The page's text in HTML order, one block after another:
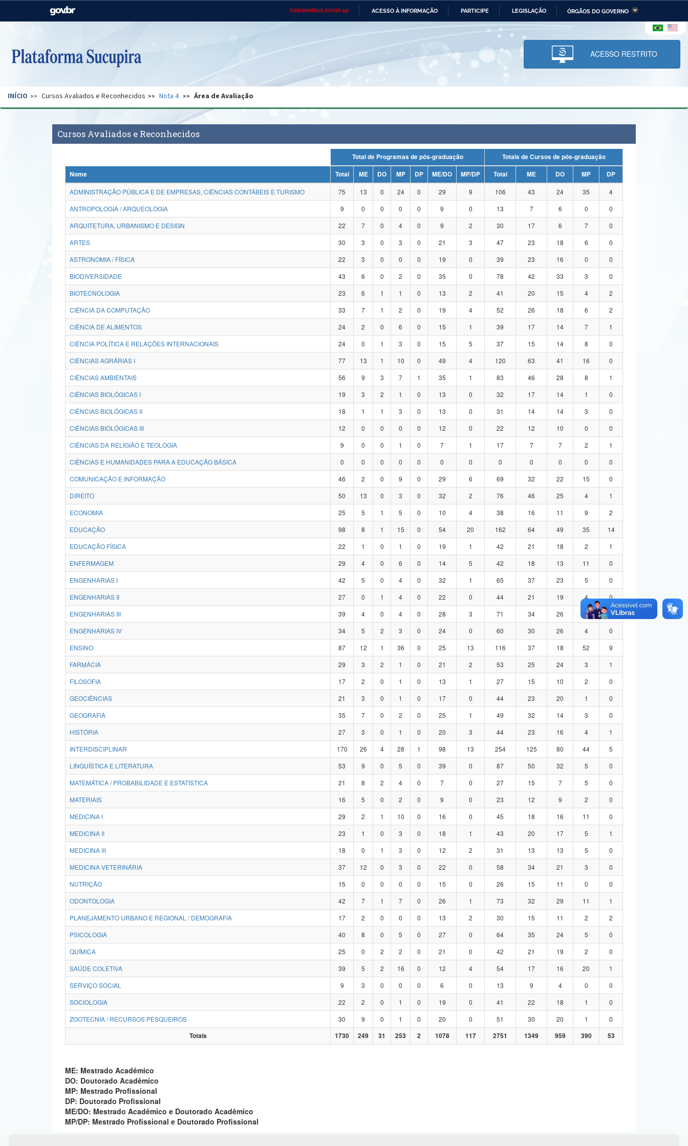
CORONAVÍRUS (COVID-19) ACESSO À INFORMAÇÃO PARTICIPE LEGISLAÇÃO ÓRGÃOS DO GOVERNO
Casa Civil Ministério das Relações Ministério da Economia Ministério da Infraestrutura
Pecuária e Abastecimento
Ministério da Ciência,
Tecnologia, Inovações e
Comunicações
Ministério do Desenvolvimento
Regional e dos Direitos Humanos
Secretaria de Governo Gabinete de Segurança Advocacia-Geral da União Banco Central do Brasil Planalto
ACESSO RESTRITO
INÍCIO Cursos Avaliados e Reconhecidos Nota 4 Área de Avaliação
Cursos Avaliados e Reconhecidos
Total de Programas de pós-graduação
Totais de Cursos de pós-graduação
Nome
Total ME DO MP DP ME/DO MP/DP Total ME DO MP
DP
ADMINISTRAÇÃO PÚBLICA E DE EMPRESAS, CIÊNCIAS CONTÁBEIS E TURISMO
75 13 0 24 0 29 9 106 43 24 35
4
ANTROPOLOGIA / ARQUEOLOGIA
9 0 0 0 0 9 0 13 7 6 0
0
ARQUITETURA, URBANISMO E DESIGN
22 7 0 4 0 9 2 30 17 6 7
0
ARTES
30 3 0 3 0 21 3 47 23 18 6
0
ASTRONOMIA / FÍSICA
22 3 0 0 0 19 0 39 23 16 0
0
BIODIVERSIDADE
43 6 0 2 0 35 0 78 42 33 3
0
BIOTECNOLOGIA
23 6 1 1 0 13 2 41 20 15 4
2
CIÊNCIA DA COMPUTAÇÃO
33 7 1 2 0 19 4 52 26 18 6
2
CIÊNCIA DE ALIMENTOS
24 2 0 6 0 15 1 39 17 14 7
1
CIÊNCIA POLÍTICA E RELAÇÕES INTERNACIONAIS
24 0 1 3 0 15 5 37 15 14 8
0
CIÊNCIAS AGRÁRIAS I
77 13 1 10 0 49 4 120 63 41 16
0
CIÊNCIAS AMBIENTAIS
56 9 3 7 1 35 1 83 46 28 8
1
CIÊNCIAS BIOLÓGICAS I
19 3 2 1 0 13 0 32 17 14 1
0
CIÊNCIAS BIOLÓGICAS II
18 1 1 3 0 13 0 31 14 14 3
0
CIÊNCIAS BIOLÓGICAS III
12 0 0 0 0 12 0 22 12 10 0
0
CIÊNCIAS DA RELIGIÃO E TEOLOGIA
9 0 0 1 0 7 1 17 7 7 2
1
CIÊNCIAS E HUMANIDADES PARA A EDUCAÇÃO BÁSICA
0 0 0 0 0 0 0 0 0 0 0
0
COMUNICAÇÃO E INFORMAÇÃO
46 2 0 9 0 29 6 69 32 22 15
0
DIREITO
50 13 0 3 0 32 2 76 46 25 4
1
ECONOMIA
25 5 1 5 0 10 4 38 16 11 9
2
EDUCAÇÃO
98 8 1 15 0 54 20 162 64 49 35
14
EDUCAÇÃO FÍSICA
22 1 0 1 0 19 1 42 21 18 2
1
ENFERMAGEM
29 4 0 6 0 14 5 42 18 13 11
0
ENGENHARIAS I
42 5 0 4 0 32 1 65 37 23 5
0
ENGENHARIAS II
27 0 1 4 0 22 0 44 21 19 4
0
ENGENHARIAS III
39 4 0 4 0 28 3 71 34 26 8
3
ENGENHARIAS IV
34 5 2 3 0 24 0 60 30 26 4
0
ENSINO
87 12 1 36 0 25 13 116 37 18 52
9
FARMÁCIA
29 3 2 1 0 21 2 53 25 24 3
1
FILOSOFIA
17 2 0 1 0 13 1 27 15 10 2
0
GEOCIÊNCIAS
21 3 0 1 0 17 0 44 23 20 1
0
GEOGRAFIA
35 7 0 2 0 25 1 49 32 14 3
0
HISTÓRIA
27 3 0 1 0 20 3 44 23 16 4
1
INTERDISCIPLINAR
170 26 4 28 1 98 13 254 125 80 44
5
LINGUÍSTICA E LITERATURA
53 9 0 5 0 39 0 87 50 32 5
0
MATEMÁTICA / PROBABILIDADE E ESTATÍSTICA
21 8 2 4 0 7 0 27 15 7 5
0
MATERIAIS
16 5 0 2 0 9 0 23 12 9 2
0
MEDICINA I
29 2 1 10 0 16 0 45 18 16 11
0
MEDICINA II
23 1 0 3 0 18 1 43 20 17 5
1
MEDICINA III
18 0 1 3 0 12 2 31 13 13 5
0
MEDICINA VETERINÁRIA
37 12 0 3 0 22 0 58 34 21 3
0
NUTRIÇÃO
15 0 0 0 0 15 0 26 15 11 0
0
ODONTOLOGIA
42 7 1 7 0 26 1 73 32 29 11
1
PLANEJAMENTO URBANO E REGIONAL / DEMOGRAFIA
17 2 0 0 0 13 2 30 15 11 2
2
PSICOLOGIA
40 8 0 5 0 27 0 64 35 24 5
0
QUÍMICA
25 0 2 2 0 21 0 42 21 19 2
0
SAÚDE COLETIVA
39 5 2 16 0 12 4 54 17 16 20
1
SERVIÇO SOCIAL
9 3 0 0 0 6 0 13 9 4 0
0
SOCIOLOGIA
22 2 0 1 0 19 0 41 22 18 1
0
ZOOTECNIA / RECURSOS PESQUEIROS
30 9 0 1 0 20 0 51 30 20 1
0
Totais
1730 249 31 253 2 1078 117 2751 1349 959 390 53
ME: Mestrado Acadêmico
DO: Doutorado Acadêmico
MP: Mestrado Profissional
DP: Doutorado Profissional
ME/DO: Mestrado Acadêmico e Doutorado Acadêmico
MP/DP: Mestrado Profissional e Doutorado Profissional